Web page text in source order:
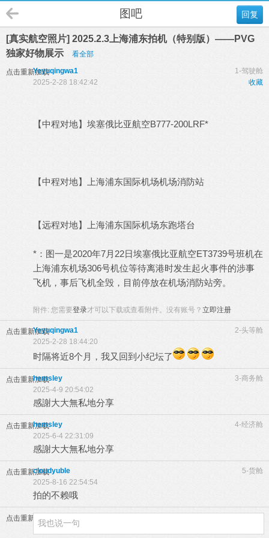
回复
图吧
[真实航空照片] 2025.2.3上海浦东拍机（特别版）——PVG
独家好物展示
看全部
点击重新加载 1-驾驶舱
Yeyuqingwa1
收藏
2025-2-28 18:42:42
【中程对地】埃塞俄比亚航空B777-200LRF*
【中程对地】上海浦东国际机场机场消防站
【远程对地】上海浦东国际机场东跑塔台
*：图一是2020年7月22日埃塞俄比亚航空ET3739号班机在
上海浦东机场306号机位等待离港时发生起火事件的涉事
飞机，事后飞机全毁，目前停放在机场消防站旁。
附件: 您需要登录才可以下载或查看附件。没有账号？ 立即注册
点击重新加载 2-头等舱
Yeyuqingwa1
2025-2-28 18:44:20
时隔将近8个月，我又回到小纪坛了
点击重新加载 3-商务舱
hemsley
2025-4-9 20:54:02
感謝大大無私地分享
点击重新加载 4-经济舱
hemsley
2025-6-4 22:31:09
感謝大大無私地分享
点击重新加载 5-货舱
cloudyuble
2025-8-16 22:54:54
拍的不赖哦
点击重新加载